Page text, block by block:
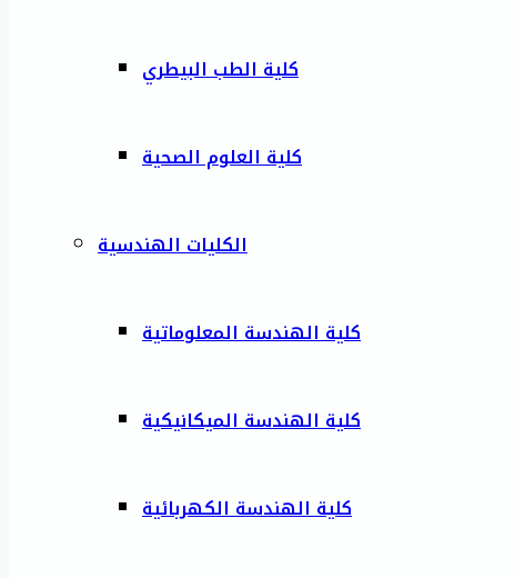
كلية الطب البيطري
كلية العلوم الصحية
الكليات الهندسية
كلية الهندسة المعلوماتية
كلية الهندسة الميكانيكية
كلية الهندسة الكهربائية